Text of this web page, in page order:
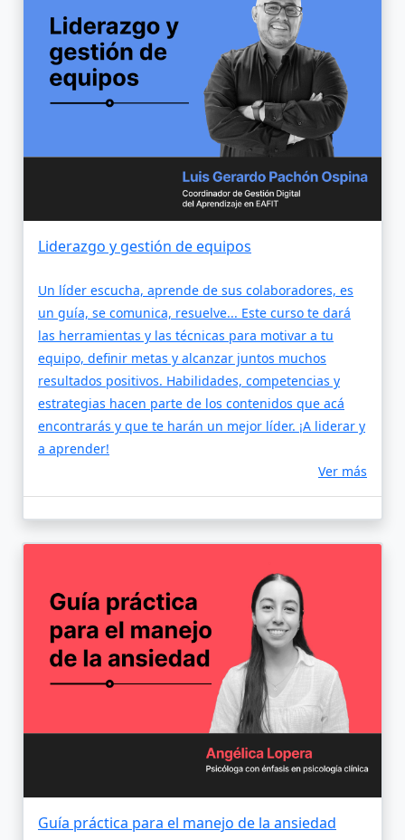
Liderazgo y gestión de equipos
Un líder escucha, aprende de sus colaboradores, es
un guía, se comunica, resuelve... Este curso te dará
las herramientas y las técnicas para motivar a tu
equipo, definir metas y alcanzar juntos muchos
resultados positivos. Habilidades, competencias y
estrategias hacen parte de los contenidos que acá
encontrarás y que te harán un mejor líder. ¡A liderar y
a aprender!
Ver más
Guía práctica para el manejo de la ansiedad